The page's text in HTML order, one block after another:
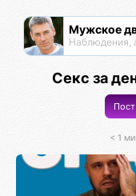
Мужское
Секс за
Пост
< 1